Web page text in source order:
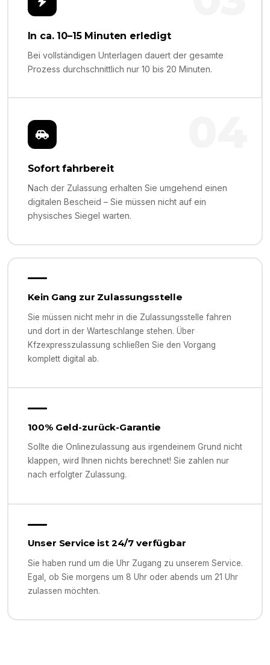
In ca. 10–15 Minuten erledigt
Bei vollständigen Unterlagen dauert der gesamte
Prozess durchschnittlich nur 10 bis 20 Minuten.
Sofort fahrbereit
Nach der Zulassung erhalten Sie umgehend einen
digitalen Bescheid – Sie müssen nicht auf ein
physisches Siegel warten.
Kein Gang zur Zulassungsstelle
Sie müssen nicht mehr in die Zulassungsstelle fahren
und dort in der Warteschlange stehen. Über
Kfzexpresszulassung schließen Sie den Vorgang
komplett digital ab.
100% Geld-zurück-Garantie
Sollte die Onlinezulassung aus irgendeinem Grund nicht
klappen, wird Ihnen nichts berechnet! Sie zahlen nur
nach erfolgter Zulassung.
Unser Service ist 24/7 verfügbar
Sie haben rund um die Uhr Zugang zu unserem Service.
Egal, ob Sie morgens um 8 Uhr oder abends um 21 Uhr
zulassen möchten.